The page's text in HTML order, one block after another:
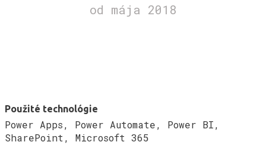
od mája 2018
Použité technológie
Power Apps, Power Automate, Power BI,
SharePoint, Microsoft 365